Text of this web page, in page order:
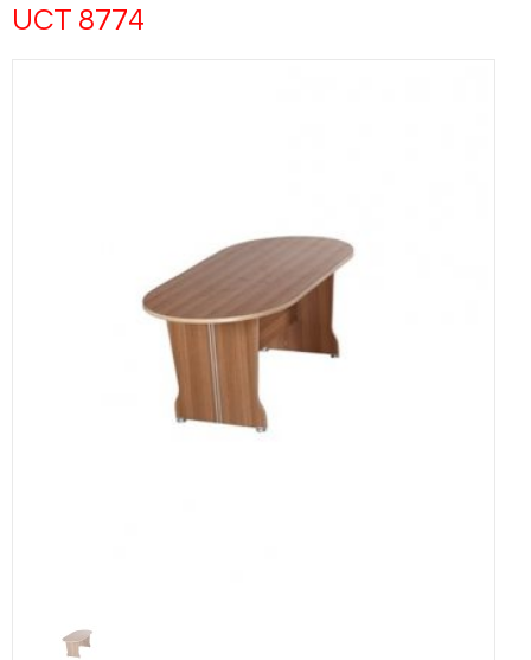
UCT 8774